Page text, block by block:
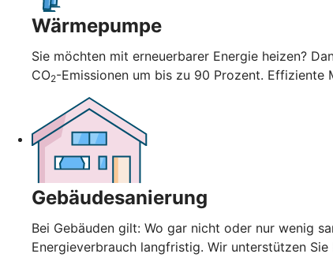
Wärmepumpe
Sie möchten mit erneuerbarer Energie heizen?
CO2-Emissionen um bis zu 90 Prozent.
Gebäudesanierung
Bei Gebäuden gilt: Wo gar nicht oder nur wenig
Energieverbrauch langfristig. Wir unterstützen